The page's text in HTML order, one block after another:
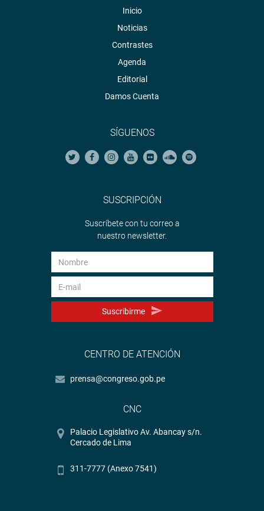
Inicio
Noticias
Contrastes
Agenda
Editorial
Damos Cuenta
SÍGUENOS
SUSCRIPCIÓN
Suscríbete con tu correo a
nuestro newsletter.
Suscribirme
CENTRO DE ATENCIÓN
prensa@congreso.gob.pe
CNC
Palacio Legislativo Av. Abancay s/n.
Cercado de Lima
311-7777 (Anexo 7541)